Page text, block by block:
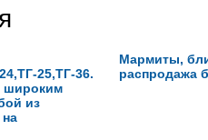
25,ТГ-36.
широким
из
Мармиты,
распродажа